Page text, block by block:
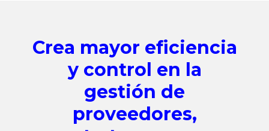
Crea mayor eficiencia
y control en la
gestión de
proveedores,